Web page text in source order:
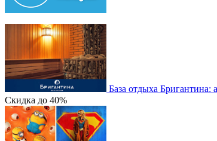
База отдыха Бригантина:
Скидка до 40%